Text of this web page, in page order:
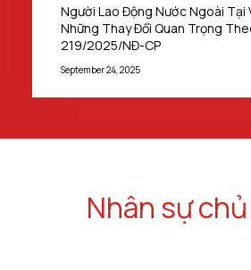
Người Lao Động Nước Ngoài Tại
Những Thay Đổi Quan Trọng
219/2025/NĐ-CP
September 24, 2025
Nhân sự